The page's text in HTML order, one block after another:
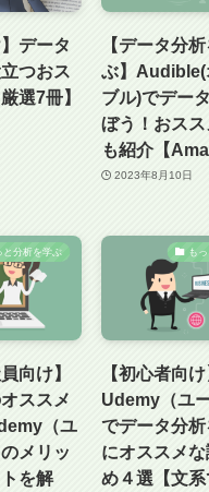
データ
つおス
選7冊】
【データ分
ぶ】Audible(
ブル)でデー
ぼう！おス
も紹介【
2023年8月10日
と分析を学ぶ
向け】
ススメ
（ユ
メリッ
を解
も
【初心者向け
Udemy（ユ
でデータ分
にオススメ
め４選【文